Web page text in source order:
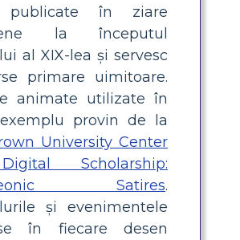
publicate în ziare
la începutul
al XIX-lea și servesc
primare uimitoare.
animate utilizate în
provin de la
University Center
Scholarship:
Satires.
și evenimentele
în fiecare desen